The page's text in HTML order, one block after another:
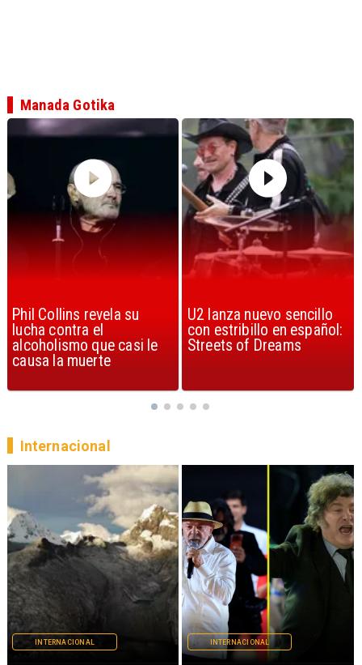
U2 lanza nuevo sencillo
con estribillo en español:
Streets of Dreams
“Africa” de Toto es
considerada la mejor
canción, según la ciencia
Manada Gotika
INTERNACIONAL INTERNACIONAL
Internacional